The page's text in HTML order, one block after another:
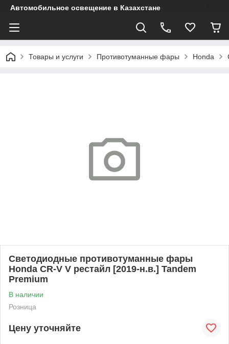
Автомобильное освещение в Казахстане
Товары и услуги Противотуманные фары Honda
Светодиодные противотуманные фары
Honda CR-V V рестайл [2019-н.в.] Tandem
Premium
В наличии
Розница
Цену уточняйте